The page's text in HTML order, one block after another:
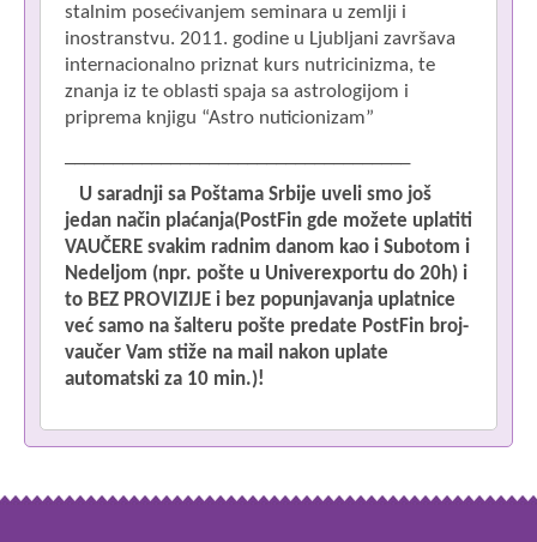
stalnim posećivanjem seminara u zemlji i
inostranstvu. 2011. godine u Ljubljani završava
internacionalno priznat kurs nutricinizma, te
znanja iz te oblasti spaja sa astrologijom i
priprema knjigu “Astro nuticionizam”
U saradnji sa Poštama Srbije uveli smo još
jedan način plaćanja( PostFin gde možete uplatiti
VAUČERE svakim radnim danom kao i Subotom i
Nedeljom (npr. pošte u Univerexportu do 20h) i
to BEZ PROVIZIJE i bez popunjavanja uplatnice
već samo na šalteru pošte predate PostFin broj-
vaučer Vam stiže na mail nakon uplate
automatski za 10 min.)!